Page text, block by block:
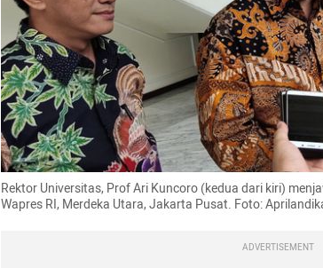
Rektor Universitas, Prof Ari Kuncoro (kedua dari kiri)
Wapres RI, Merdeka Utara, Jakarta Pusat. Foto:
ADVERTISEMENT